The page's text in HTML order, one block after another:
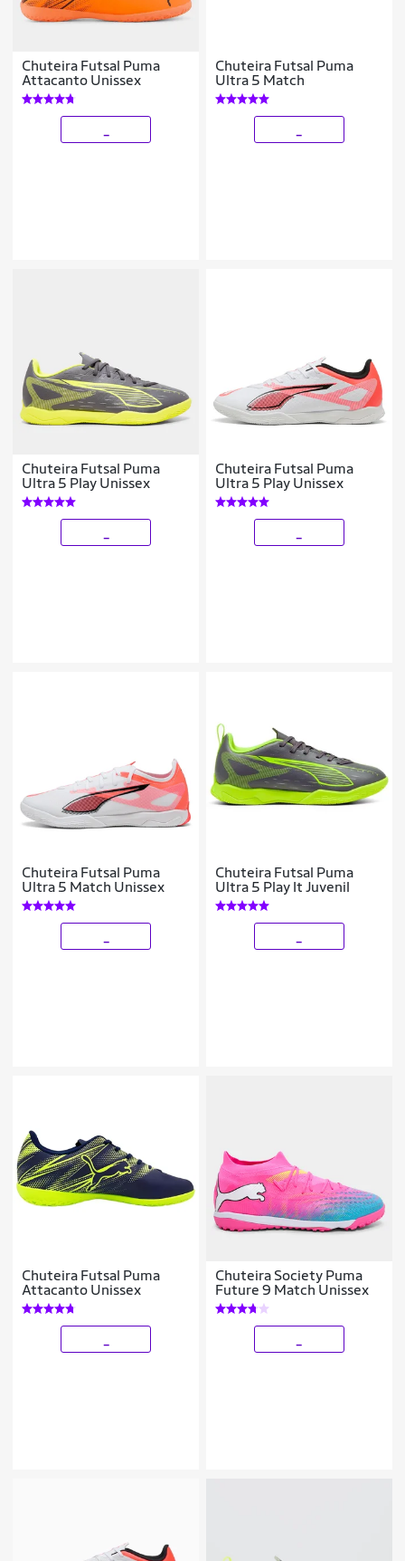
Chuteira Futsal Puma
Attacanto Unissex
Chuteira Futsal Puma
Ultra 5 Match
Chuteira Futsal Puma
Ultra 5 Play Unissex
Chuteira Futsal Puma
Ultra 5 Play Unissex
Chuteira Futsal Puma
Ultra 5 Match Unissex
Chuteira Futsal Puma
Ultra 5 Play It Juvenil
Chuteira Futsal Puma
Attacanto Unissex
Chuteira Society Puma
Future 9 Match Unissex